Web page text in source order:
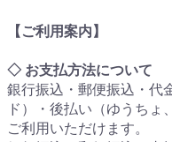
【ご利用案内】
◇ お支払方法について
銀行振込・郵便振込・代
ド）・後払い（ゆうち
ご利用いただけます。